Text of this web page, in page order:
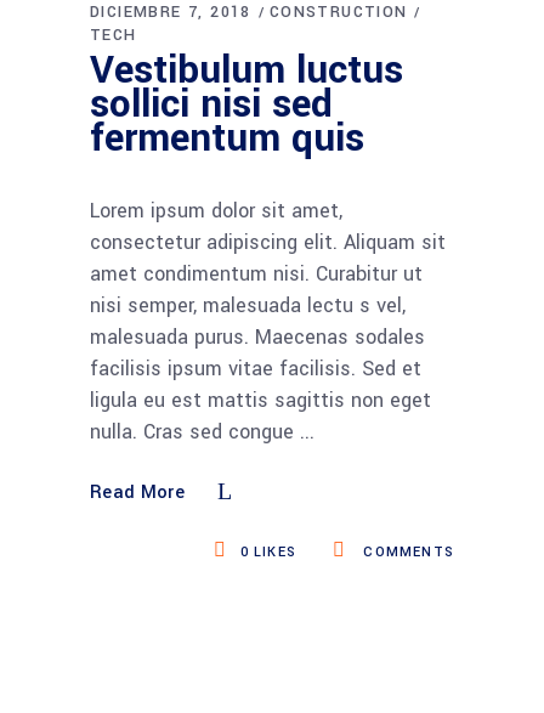
DICIEMBRE 7, 2018
CONSTRUCTION
TECH
Vestibulum luctus
sollici nisi sed
fermentum quis
Lorem ipsum dolor sit amet,
consectetur adipiscing elit. Aliquam sit
amet condimentum nisi. Curabitur ut
nisi semper, malesuada lectu s vel,
malesuada purus. Maecenas sodales
facilisis ipsum vitae facilisis. Sed et
ligula eu est mattis sagittis non eget
nulla. Cras sed congue
Read More
COMMENTS
0 LIKES